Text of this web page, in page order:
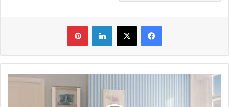
فیس بوک X لینکدین ‫پین‌ترست